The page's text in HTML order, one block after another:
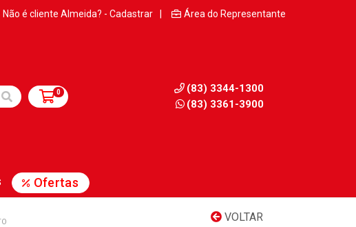
Não é cliente Almeida? - Cadastrar | Área do Representante
0
(83) 3344-1300
(83) 3361-3900
Ofertas
VOLTAR